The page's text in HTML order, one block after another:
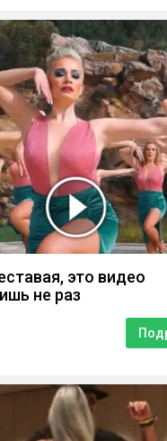
это видео
не раз